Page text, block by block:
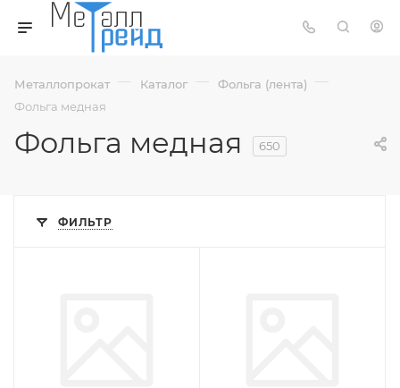
Металлопрокат — Каталог — Фольга (лента) —
Фольга медная
Фольга медная 650
ФИЛЬТР